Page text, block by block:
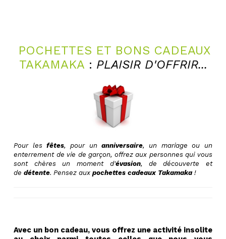
POCHETTES ET BONS CADEAUX
TAKAMAKA : PLAISIR D'OFFRIR...
Pour lesfêtes, pour unanniversaire, un mariage ou un
enterrement de vie de garçon, offrez aux personnes qui vous
sont chères un moment d'évasion, de découverte et
de détente. Pensez aux pochettes cadeaux Takamaka!
Avec un bon cadeau, vous offrez une activité insolite